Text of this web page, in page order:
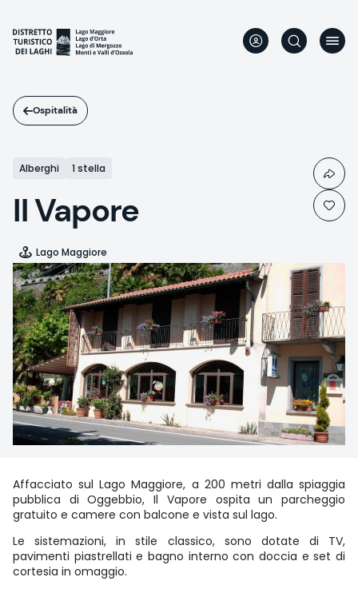
contenuto
principale
Ospitalità
Alberghi 1 stella
Il Vapore
Lago Maggiore
Affacciato sul Lago Maggiore, a 200 metri dalla spiaggia
pubblica di Oggebbio, Il Vapore ospita un parcheggio
gratuito e camere con balcone e vista sul lago.
Le sistemazioni, in stile classico, sono dotate di TV,
pavimenti piastrellati e bagno interno con doccia e set di
cortesia in omaggio.